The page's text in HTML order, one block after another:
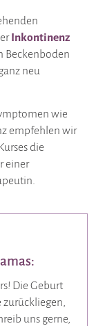
Inkontinenz
Beckenboden
neu
wie
empfehlen wir
die
einer
Die Geburt
zurückliegen,
uns gerne,